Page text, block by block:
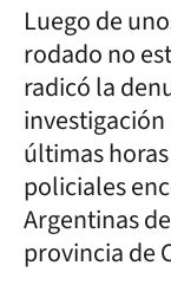
Luego de
rodado no
radicó la
últimas
policiales
Argentinas
provincia de